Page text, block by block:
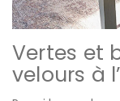
Vertes et
velours à